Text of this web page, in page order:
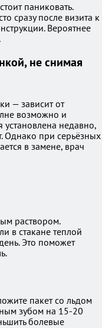
паниковать.
сразу после визита к
Вероятнее
не снимая
— зависит от
возможно и
установлена недавно,
Однако при серьёзных
в замене, врач
раствором.
в стакане теплой
Это поможет
пакет со льдом
зубом на 15-20
болевые